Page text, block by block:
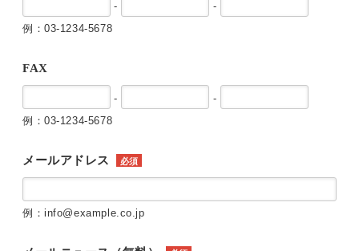
-
-
例：03-1234-5678
FAX
-
-
例：03-1234-5678
メールアドレス 必須
例：info@example.co.jp